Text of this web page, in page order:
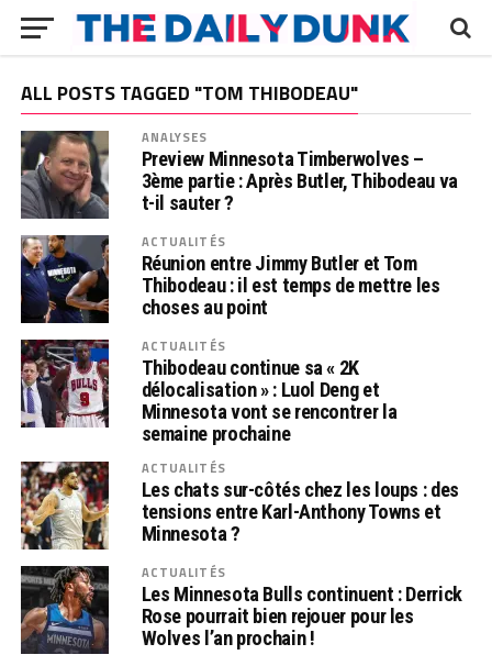
ALL POSTS TAGGED "TOM THIBODEAU"
ANALYSES
Preview Minnesota Timberwolves –
3ème partie : Après Butler, Thibodeau va
t-il sauter ?
ACTUALITÉS
Réunion entre Jimmy Butler et Tom
Thibodeau : il est temps de mettre les
choses au point
ACTUALITÉS
Thibodeau continue sa « 2K
délocalisation » : Luol Deng et
Minnesota vont se rencontrer la
semaine prochaine
ACTUALITÉS
Les chats sur-côtés chez les loups : des
tensions entre Karl-Anthony Towns et
Minnesota ?
ACTUALITÉS
Les Minnesota Bulls continuent : Derrick
Rose pourrait bien rejouer pour les
Wolves l’an prochain !